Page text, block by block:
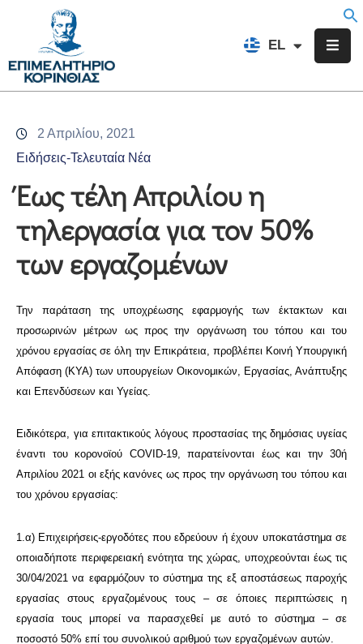
EL
FR
Επιμελητήριο
Υπηρεσίες
Προγράμματα
Δράσεις
Εκδηλώσεις
2 Απριλίου, 2021
Ειδήσεις-Τελευταία Νέα
Έως τέλη Απριλίου η
τηλεργασία για τον 50%
των εργαζομένων
Την παράταση της υποχρέωσης εφαρμογής των έκτακτων και
προσωρινών μέτρων ως προς την οργάνωση του τόπου και του
χρόνου εργασίας σε όλη την Επικράτεια, προβλέπει Κοινή Υπουργική
Απόφαση (ΚΥΑ) των υπουργείων Οικονομικών, Εργασίας, Ανάπτυξης
και Επενδύσεων και Υγείας.
Ειδικότερα, για επιτακτικούς λόγους προστασίας της δημόσιας υγείας
έναντι του κορονοϊού COVID-19, παρατείνονται έως και την 30ή
Απριλίου 2021 οι εξής κανόνες ως προς την οργάνωση του τόπου και
του χρόνου εργασίας:
1.α) Επιχειρήσεις-εργοδότες που εδρεύουν ή έχουν υποκατάστημα σε
οποιαδήποτε περιφερειακή ενότητα της χώρας, υποχρεούνται έως τις
30/04/2021 να εφαρμόζουν το σύστημα της εξ αποστάσεως παροχής
εργασίας στους εργαζομένους τους – σε όποιες περιπτώσεις η
εργασία τους μπορεί να παρασχεθεί με αυτό το σύστημα – σε
ποσοστό 50% επί του συνολικού αριθμού των εργαζομένων αυτών.